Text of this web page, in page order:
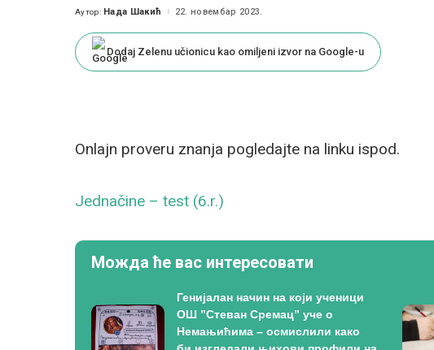
Posted
Аутор: Нада Шакић 22. новембар 2023.
Dodaj Zelenu učionicu kao omiljeni izvor na Google-u
Onlajn proveru znanja pogledajte na linku ispod.
Jednačine – test (6.r.)
Можда ће вас интересовати
Генијалан начин на који ученици
ОШ ”Стеван Сремац” уче о
Немањићима – осмислили како